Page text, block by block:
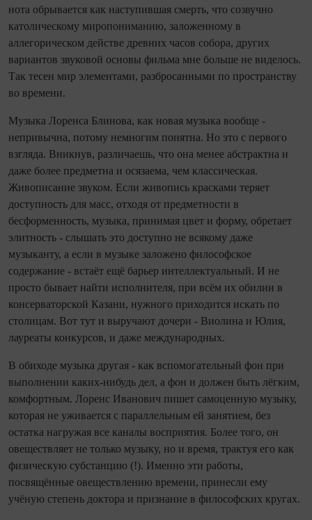
нота обрывается как наступившая смерть, что созвучно
католическому миропониманию, заложенному в
аллегорическом действе древних часов собора, других
вариантов звуковой основы фильма мне больше не виделось.
Так тесен мир элементами, разбросанными по пространству
во времени.
Музыка Лоренса Блинова, как новая музыка вообще -
непривычна, потому немногим понятна. Но это с первого
взгляда. Вникнув, различаешь, что она менее абстрактна и
даже более предметна и осязаема, чем классическая.
Живописание звуком. Если живопись красками теряет
доступность для масс, отходя от предметности в
бесформенность, музыка, принимая цвет и форму, обретает
элитность - слышать это доступно не всякому даже
музыканту, а если в музыке заложено философское
содержание - встаёт ещё барьер интеллектуальный. И не
просто бывает найти исполнителя, при всём их обилии в
консерваторской Казани, нужного приходится искать по
столицам. Вот тут и выручают дочери - Виолина и Юлия,
лауреаты конкурсов, и даже международных.
В обиходе музыка другая - как вспомогательный фон при
выполнении каких-нибудь дел, а фон и должен быть лёгким,
комфортным. Лоренс Иванович пишет самоценную музыку,
которая не уживается с параллельным ей занятием, без
остатка нагружая все каналы восприятия. Более того, он
овеществляет не только музыку, но и время, трактуя его как
физическую субстанцию (!). Именно эти работы,
посвящённые овеществлению времени, принесли ему
учёную степень доктора и признание в философских кругах.